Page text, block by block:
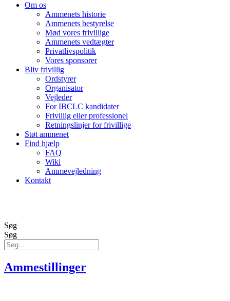
Om os
Ammenets historie
Ammenets bestyrelse
Mød vores frivillige
Ammenets vedtægter
Privatlivspolitik
Vores sponsorer
Bliv frivillig
Ordstyrer
Organisator
Vejleder
For IBCLC kandidater
Frivillig eller professionel
Retningslinjer for frivillige
Støt ammenet
Find hjælp
FAQ
Wiki
Ammevejledning
Kontakt
Søg
Søg
Ammestillinger